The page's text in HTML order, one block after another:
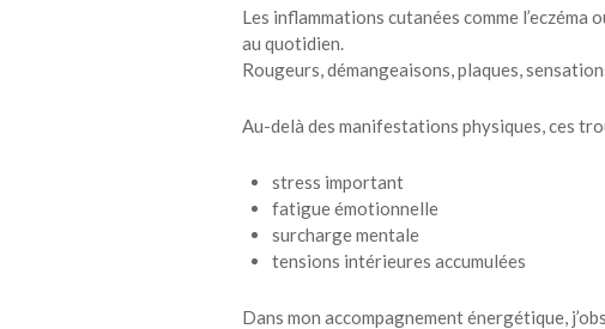
Les inflammations cutanées comme
au quotidien.
Rougeurs, démangeaisons, plaques,
Au-delà des manifestations physiques, ces
stress important
fatigue émotionnelle
surcharge mentale
tensions intérieures accumulées
Dans mon accompagnement énergétique,